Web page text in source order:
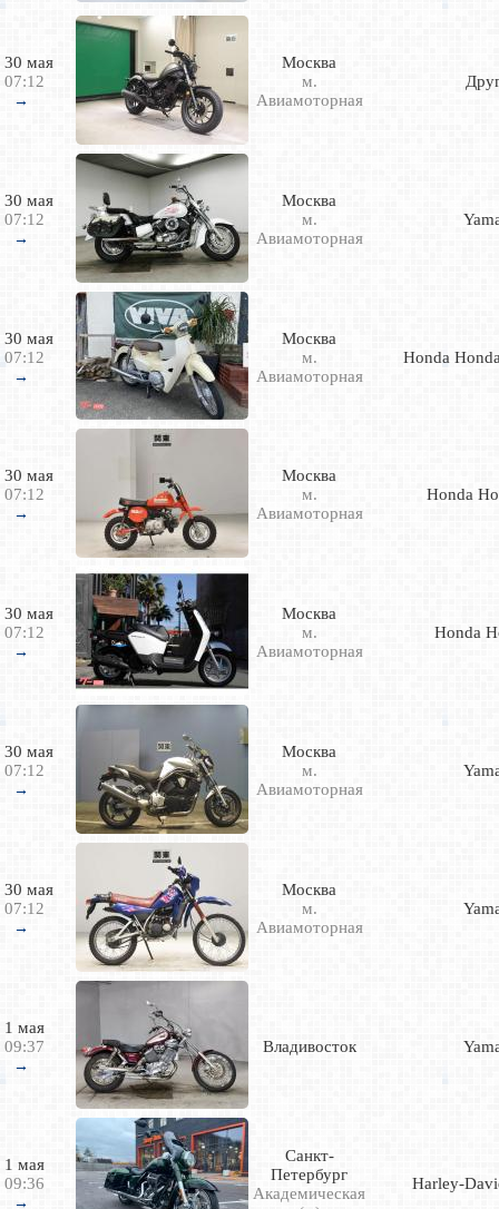
30 мая
07:12
→
Москва
м.
Авиамоторная
30 мая
07:12
→
Москва
м.
Авиамоторная
30 мая
07:12
→
Москва
м.
Авиамоторная
Honda
30 мая
07:12
→
Москва
м.
Авиамоторная
Honda
30 мая
07:12
→
Москва
м.
Авиамоторная
Honda
30 мая
07:12
→
Москва
м.
Авиамоторная
30 мая
07:12
→
Москва
м.
Авиамоторная
1 мая
09:37
→
Владивосток
1 мая
09:36
→
Санкт-
Петербург
Академическая
Harley-